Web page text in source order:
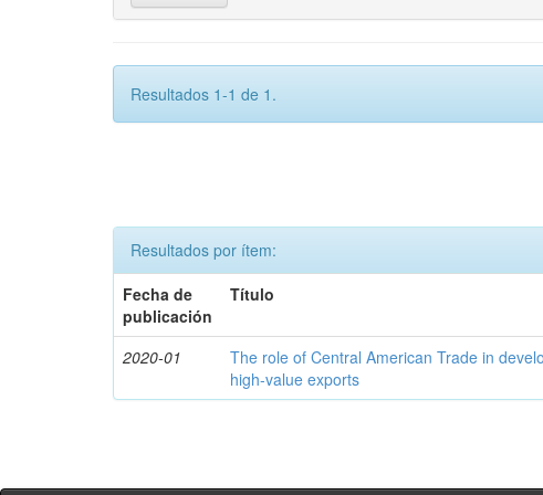
Resultados 1-1 de 1.
Resultados por ítem:
Fecha de
publicación
Título
2020-01
The role of Central American Trade in
high-value exports